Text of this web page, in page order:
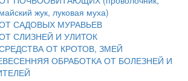
майский жук, луковая муха)
САДОВЫХ МУРАВЬЕВ
СЛИЗНЕЙ И УЛИТОК
ОТ КРОТОВ, ЗМЕЙ
ОБРАБОТКА ОТ БОЛЕЗНЕЙ И